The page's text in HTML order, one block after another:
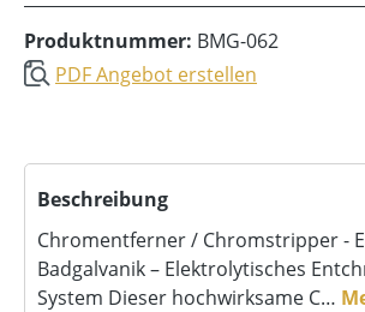
Produktnummer: BMG-062
PDF Angebot erstellen
Beschreibung
Chromentferner / Chromstripper -
Badgalvanik – Elektrolytisches
System Dieser hochwirksame C…